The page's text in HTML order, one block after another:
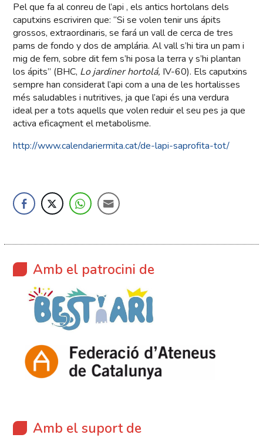
Pel que fa al conreu de l’api , els antics hortolans dels
caputxins escriviren que: “Si se volen tenir uns ápits
grossos, extraordinaris, se fará un vall de cerca de tres
pams de fondo y dos de amplária. Al vall s’hi tira un pam i
mig de fem, sobre dit fem s’hi posa la terra y s’hi plantan
los ápits” (BHC, Lo jardiner hortolá, IV-60). Els caputxins
sempre han considerat l’api com a una de les hortalisses
més saludables i nutritives, ja que l’api és una verdura
ideal per a tots aquells que volen reduir el seu pes ja que
activa eficaçment el metabolisme.
http://www.calendariermita.cat/de-lapi-saprofita-tot/
Amb el patrocini de
Amb el suport de